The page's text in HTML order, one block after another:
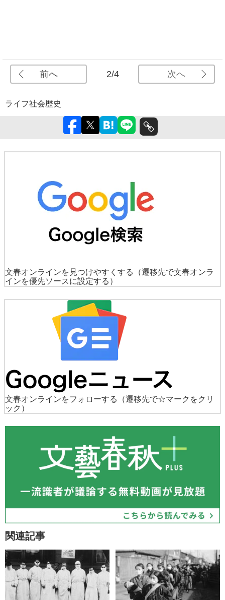
前へ 2/4 次へ
ライフ社会歴史
文春オンラインを見つけやすくする
（遷移先で文春オンラ
インを優先ソースに設定する）
文春オンラインをフォローする
（遷移先で☆マークをクリ
ック）
関連記事